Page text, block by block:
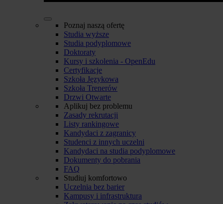
Poznaj naszą ofertę
Studia wyższe
Studia podyplomowe
Doktoraty
Kursy i szkolenia - OpenEdu
Certyfikacje
Szkoła Językowa
Szkoła Trenerów
Drzwi Otwarte
Aplikuj bez problemu
Zasady rekrutacji
Listy rankingowe
Kandydaci z zagranicy
Studenci z innych uczelni
Kandydaci na studia podyplomowe
Dokumenty do pobrania
FAQ
Studiuj komfortowo
Uczelnia bez barier
Kampusy i infrastruktura